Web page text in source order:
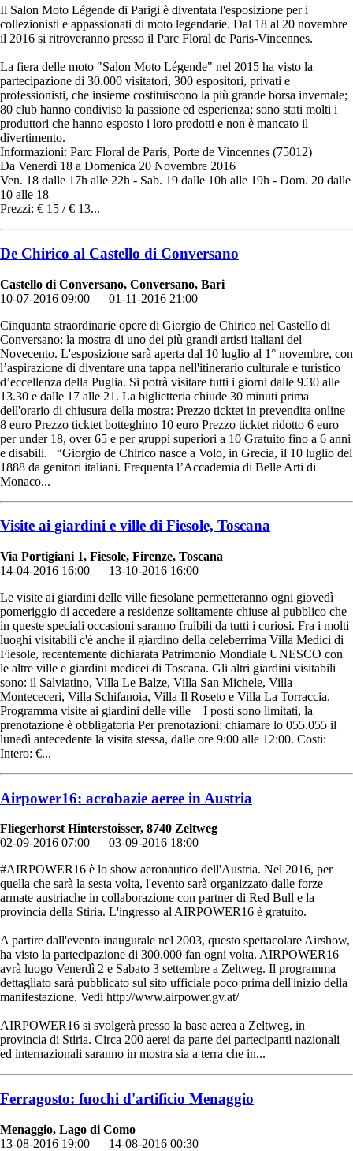
Il Salon Moto Légende di Parigi è diventata l'esposizione per i
collezionisti e appassionati di moto legendarie. Dal 18 al 20 novembre
il 2016 si ritroveranno presso il Parc Floral de Paris-Vincennes.
La fiera delle moto "Salon Moto Légende" nel 2015 ha visto la
partecipazione di 30.000 visitatori, 300 espositori, privati e
professionisti, che insieme costituiscono la più grande borsa invernale;
80 club hanno condiviso la passione ed esperienza; sono stati molti i
produttori che hanno esposto i loro prodotti e non è mancato il
divertimento.
Informazioni: Parc Floral de Paris, Porte de Vincennes (75012)
Da Venerdì 18 a Domenica 20 Novembre 2016
Ven. 18 dalle 17h alle 22h - Sab. 19 dalle 10h alle 19h - Dom. 20 dalle
10 alle 18
Prezzi: € 15 / € 13...
De Chirico al Castello di Conversano
Castello di Conversano, Conversano, Bari
10-07-2016 09:00
01-11-2016 21:00
Cinquanta straordinarie opere di Giorgio de Chirico nel Castello di
Conversano: la mostra di uno dei più grandi artisti italiani del
Novecento. L'esposizione sarà aperta dal 10 luglio al 1° novembre, con
l’aspirazione di diventare una tappa nell'itinerario culturale e turistico
d’eccellenza della Puglia. Si potrà visitare tutti i giorni dalle 9.30 alle
13.30 e dalle 17 alle 21. La biglietteria chiude 30 minuti prima
dell'orario di chiusura della mostra: Prezzo ticktet in prevendita online
8 euro Prezzo ticktet botteghino 10 euro Prezzo ticktet ridotto 6 euro
per under 18, over 65 e per gruppi superiori a 10 Gratuito fino a 6 anni
e disabili. “Giorgio de Chirico nasce a Volo, in Grecia, il 10 luglio del
1888 da genitori italiani. Frequenta l’Accademia di Belle Arti di
Monaco...
Visite ai giardini e ville di Fiesole, Toscana
Via Portigiani 1, Fiesole, Firenze, Toscana
14-04-2016 16:00
13-10-2016 16:00
Le visite ai giardini delle ville fiesolane permetteranno ogni giovedì
pomeriggio di accedere a residenze solitamente chiuse al pubblico che
in queste speciali occasioni saranno fruibili da tutti i curiosi. Fra i molti
luoghi visitabili c'è anche il giardino della celeberrima Villa Medici di
Fiesole, recentemente dichiarata Patrimonio Mondiale UNESCO con
le altre ville e giardini medicei di Toscana. Gli altri giardini visitabili
sono: il Salviatino, Villa Le Balze, Villa San Michele, Villa
Montececeri, Villa Schifanoia, Villa Il Roseto e Villa La Torraccia.
Programma visite ai giardini delle ville I posti sono limitati, la
prenotazione è obbligatoria Per prenotazioni: chiamare lo 055.055 il
lunedì antecedente la visita stessa, dalle ore 9:00 alle 12:00. Costi:
Intero: €...
Airpower16: acrobazie aeree in Austria
Fliegerhorst Hinterstoisser, 8740 Zeltweg
02-09-2016 07:00
03-09-2016 18:00
#AIRPOWER16 è lo show aeronautico dell'Austria. Nel 2016, per
quella che sarà la sesta volta, l'evento sarà organizzato dalle forze
armate austriache in collaborazione con partner di Red Bull e la
provincia della Stiria. L'ingresso al AIRPOWER16 è gratuito.
A partire dall'evento inaugurale nel 2003, questo spettacolare Airshow,
ha visto la partecipazione di 300.000 fan ogni volta. AIRPOWER16
avrà luogo Venerdì 2 e Sabato 3 settembre a Zeltweg. Il programma
dettagliato sarà pubblicato sul sito ufficiale poco prima dell'inizio della
manifestazione. Vedi http://www.airpower.gv.at/
AIRPOWER16 si svolgerà presso la base aerea a Zeltweg, in
provincia di Stiria. Circa 200 aerei da parte dei partecipanti nazionali
ed internazionali saranno in mostra sia a terra che in...
Ferragosto: fuochi d'artificio Menaggio
Menaggio, Lago di Como
13-08-2016 19:00
14-08-2016 00:30